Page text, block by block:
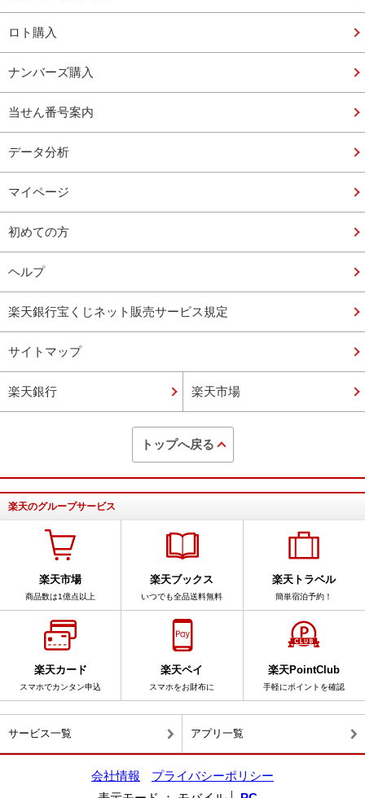
ロト購入
ナンバーズ購入
当せん番号案内
データ分析
マイページ
初めての方
ヘルプ
楽天銀行宝くじネット販売サービス規定
サイトマップ
楽天銀行 楽天市場
トップへ戻る
楽天のグループサービス
楽天市場
商品数は1億点以上
楽天ブックス
いつでも全品送料無料
楽天トラベル
簡単宿泊予約！
楽天カード
スマホでカンタン申込
楽天ペイ
スマホをお財布に
楽天PointClub
手軽にポイントを確認
サービス一覧 アプリ一覧
会社情報
プライバシーポリシー